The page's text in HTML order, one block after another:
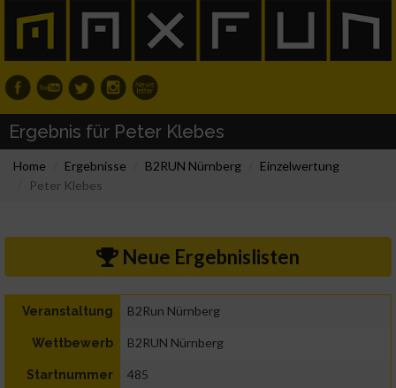
Ergebnis für Peter Klebes
Home Ergebnisse B2RUN Nürnberg
Einzelwertung
Peter Klebes
Neue Ergebnislisten
Veranstaltung B2Run Nürnberg
Wettbewerb B2RUN Nürnberg
Startnummer 485